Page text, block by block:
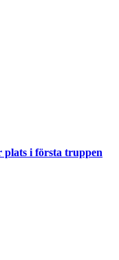
plats i första truppen